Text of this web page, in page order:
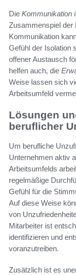
Die Kommunikation
Zusammenspiel der
Kommunikation
Gefühl der Isolation
offener Austausch
helfen auch, die
Weise lassen sich
Arbeitsumfeld
Lösungen
beruflicher
Um berufliche
Unternehmen aktiv
Arbeitsumfelds
regelmäßige
Gefühl für die
Auf diese Weise
von
Mitarbeiter ist
identifizieren und
voranzutreiben.
Zusätzlich ist es